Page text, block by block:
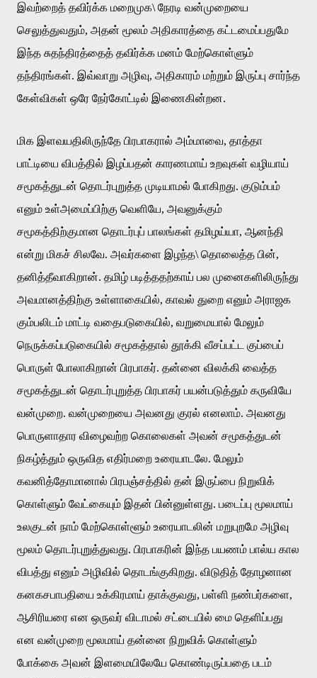
இவற்றைத் தவிர்க்க மறைமுக\ நேரடி வன்முறையை
செலுத்துவதும், அதன் மூலம் அதிகாரத்தை கட்டமைப்பதுமே
இந்த சுதந்திரத்தைத் தவிர்க்க மனம் மேற்கொள்ளும்
தந்திரங்கள். இவ்வாறு அழிவு, அதிகாரம் மற்றும் இருப்பு சார்ந்த
கேள்விகள் ஒரே நேர்கோட்டில் இணைகின்றன.
மிக இளவயதிலிருந்தே பிரபாகரால் அம்மாவை, தாத்தா
பாட்டியை விபத்தில் இழப்பதன் காரணமாய் உறவுகள் வழியாய்
சமூகத்துடன் தொடர்புறுத்த முடியாமல் போகிறது. குடும்பம்
எனும் உள்அமைப்பிற்கு வெளியே, அவனுக்கும்
சமூகத்திற்குமான தொடர்புப் பாலங்கள் தமிழய்யா, ஆனந்தி
என்று மிகச் சிலவே. அவர்களை இழந்த\ தொலைத்த பின்,
தனித்தீவாகிறான். தமிழ் படித்ததற்காய் பல முனைகளிலிருந்து
அவமானத்திற்கு உள்ளாகையில், காவல் துறை எனும் அராஜக
கும்பலிடம் மாட்டி வதைபடுகையில், வறுமையால் மேலும்
நெருக்கப்படுகையில் சமூகத்தால் தூக்கி வீசப்பட்ட
குப்பைப்
பொருள் போலாகிறான் பிரபாகர். தன்னை விலக்கி வைத்த
சமூகத்துடன் தொடர்புறுத்த பிரபாகர் பயன்படுத்தும் கருவியே
வன்முறை. வன்முறையை அவனது குரல் எனலாம். அவனது
பொருளாதார விழைவற்ற கொலைகள் அவன் சமூகத்துடன்
நிகழ்த்தும் ஒருவித எதிர்மறை உரையாடலே. மேலும்
கவனித்தோமானால் பிரபஞ்சத்தில் தன் இருப்பை நிறுவிக்
கொள்ளும் வேட்கையும் இதன் பின்னுள்ளது. படைப்பு மூலமாய்
உலகுடன் நாம் மேற்கொள்ளூம் உரையாடலின் மறுபுறமே அழிவு
மூலம் தொடர்புறுத்துவது. பிரபாகரின் இந்த பயணம் பால்ய கால
விபத்து எனும் அழிவில் தொடங்குகிறது. விடுதித் தோழனான
கனகசபாபதியை உக்கிரமாய் தாக்குவது, பள்ளி நண்பர்களை,
ஆசிரியரை என ஒருவர் விடாமல் சட்டையில் மை தெளிப்பது
என வன்முறை மூலமாய் தன்னை நிறுவிக் கொள்ளும்
போக்கை அவன் இளமையிலேயே கொண்டிருப்பதை படம்